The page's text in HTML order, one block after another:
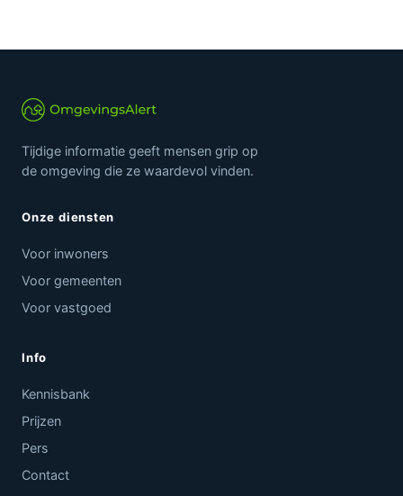
Tijdige informatie geeft mensen grip op
de omgeving die ze waardevol vinden.
Onze diensten
Voor inwoners
Voor gemeenten
Voor vastgoed
Info
Kennisbank
Prijzen
Pers
Contact